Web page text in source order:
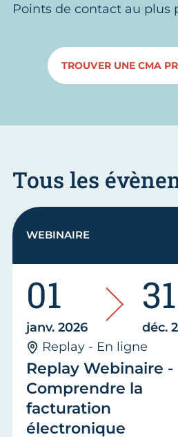
Points de contact au plus
TROUVER UNE CMA
Tous les
Replay Webinaire -
Comprendre la
facturation
électronique
01
janv. 2026
31
déc.
Replay - En ligne
WEBINAIRE